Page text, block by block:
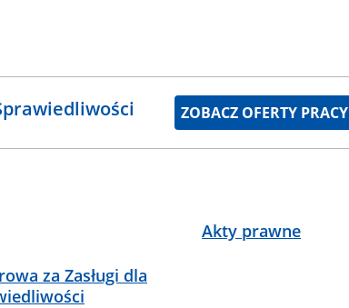
ZOBACZ OFERTY PRACY
Akty prawne
za Zasługi dla